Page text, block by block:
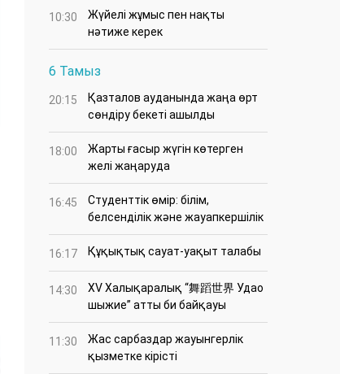
10:30
Жүйелі жұмыс пен нақты
нәтиже керек
6 Тамыз
20:15
Қазталов ауданында жаңа өрт
сөндіру бекеті ашылды
18:00
Жарты ғасыр жүгін көтерген
желі жаңаруда
16:45
Студенттік өмір: білім,
белсенділік және жауапкершілік
16:17 Құқықтық сауат-уақыт талабы
14:30
XV Халықаралық “舞蹈世界 Удао
шыжие” атты би байқауы
11:30
Жас сарбаздар жауынгерлік
қызметке кірісті